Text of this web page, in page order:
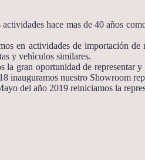
hace mas de 40 años
en actividades de importación
y vehìculos similares.
la gran oportunidad de representar
inauguramos nuestro Showroom
del año 2019 reiniciamos la